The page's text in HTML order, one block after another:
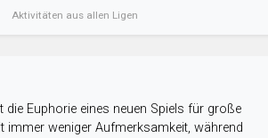
Aktivitäten aus allen Ligen
Euphorie eines neuen Spiels für große
immer weniger Aufmerksamkeit, während